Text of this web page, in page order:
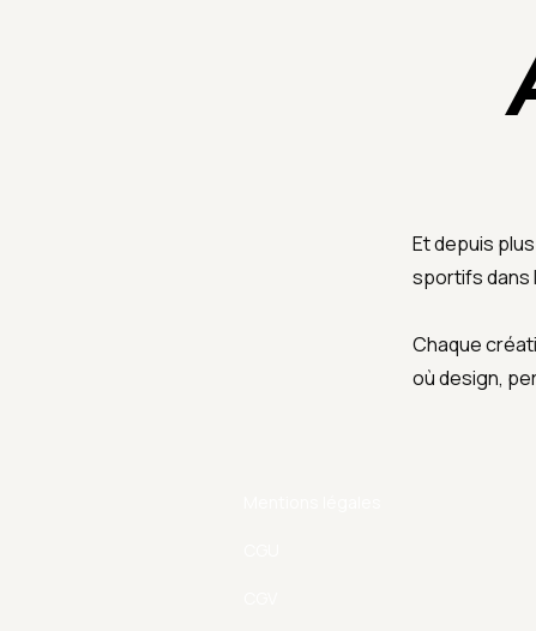
Et depuis
sportifs dans
Chaque
où design,